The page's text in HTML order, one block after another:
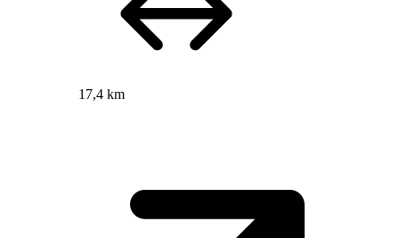
17,4 km